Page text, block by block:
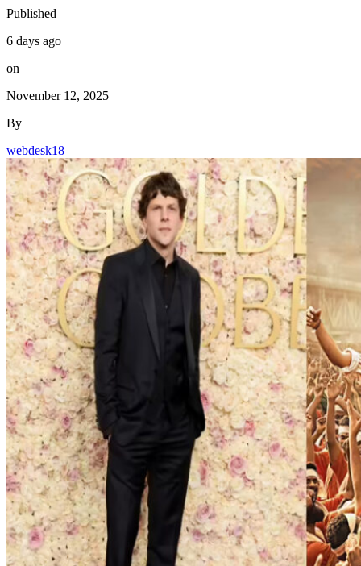
Published
6 days ago
on
November 12, 2025
By
webdesk18